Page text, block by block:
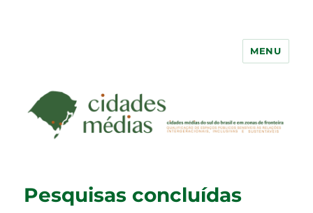
MENU
Pesquisas concluídas